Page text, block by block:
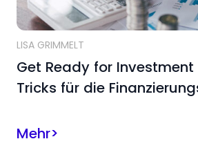
LISA GRIMMELT
Get Ready for
Tricks für die
Mehr>